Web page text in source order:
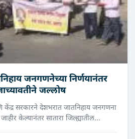
जनगणनेच्या निर्णयानंतर
जल्लोष
केंद्र सरकारने देशभरात जातनिहाय जनगणना
केल्यानंतर सातारा जिल्ह्यातील...